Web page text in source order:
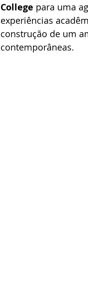
College para uma
experiências
construção de um
contemporâneas.